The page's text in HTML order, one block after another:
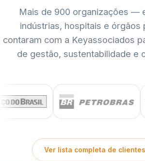
Mais de 900 organizações —
indústrias, hospitais e
contaram com a Keyassociados
de gestão, sustentabilidade e
Ver lista completa de clientes